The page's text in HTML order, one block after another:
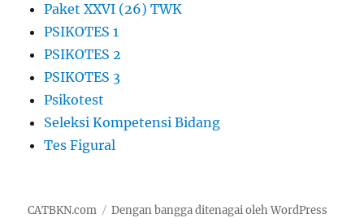
Paket XXVI (26) TWK
PSIKOTES 1
PSIKOTES 2
PSIKOTES 3
Psikotest
Seleksi Kompetensi Bidang
Tes Figural
CATBKN.com Dengan bangga ditenagai oleh WordPress